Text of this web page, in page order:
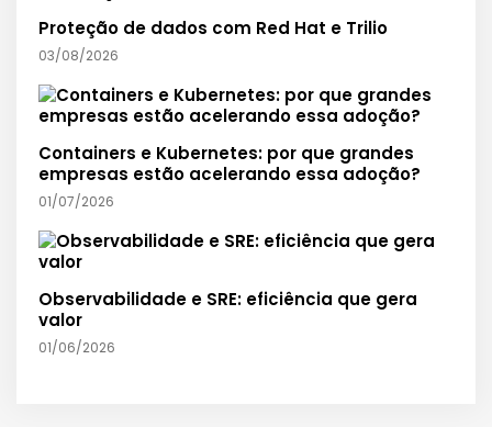
Proteção de dados com Red Hat e Trilio
03/08/2026
Containers e Kubernetes: por que grandes
empresas estão acelerando essa adoção?
01/07/2026
Observabilidade e SRE: eficiência que gera
valor
01/06/2026